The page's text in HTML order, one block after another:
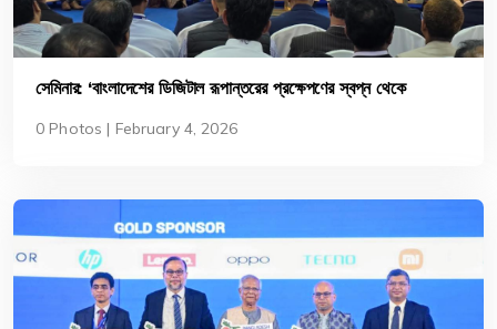
সেমিনার: ‘বাংলাদেশের ডিজিটাল রূপান্তরের প্রক্ষেপণের স্বপ্ন থেকে
বাস্তবায়ন’
0 Photos | February 4, 2026